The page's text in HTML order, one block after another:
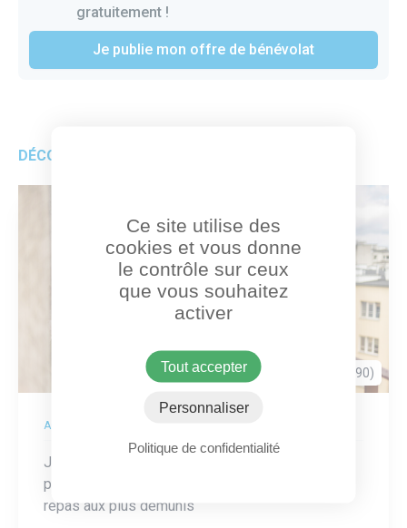
gratuitement !
Je publie mon offre de bénévolat
DÉCOUVREZ AUSSI
Dammarie-les-Lys (77190)
ACTION
Je contribue à la distribution de produits de
première nécessité (aliments, hygiène, …) ou de
repas aux plus démunis
Ce site utilise des
cookies et vous donne
le contrôle sur ceux
que vous souhaitez
activer
Tout accepter
Personnaliser
Politique de confidentialité